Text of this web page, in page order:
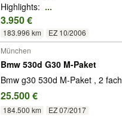
Highlights: ...
3.950 €
183.996 km EZ 10/2006
München
Bmw 530d G30 M-Paket
Bmw g30 530d M-Paket , 2 fach
25.500 €
184.500 km EZ 07/2017